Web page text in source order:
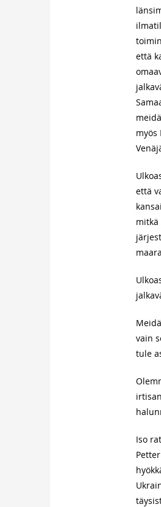
että
myös
että
mitkä
vain
tule
Iso